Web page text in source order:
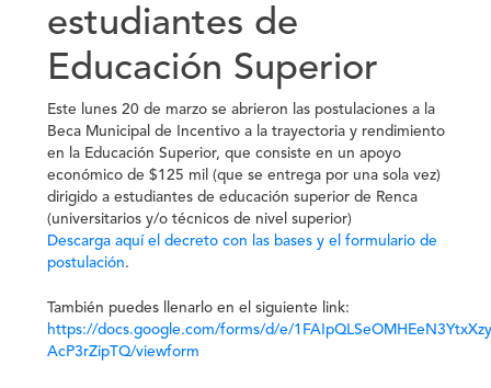
estudiantes de
Educación Superior
Este lunes 20 de marzo se abrieron las postulaciones a la
Beca Municipal de Incentivo a la trayectoria y rendimiento
en la Educación Superior, que consiste en un apoyo
económico de $125 mil (que se entrega por una sola vez)
dirigido a estudiantes de educación superior de Renca
(universitarios y/o técnicos de nivel superior)
Descarga aquí el decreto con las bases y el formulario de
postulación.
También puedes llenarlo en el siguiente link:
https://docs.google.com/forms/d/e/
AcP3rZipTQ/viewform